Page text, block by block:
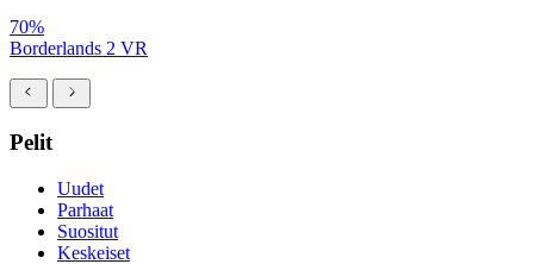
70%
Borderlands 2 VR
Pelit
Uudet
Parhaat
Suositut
Keskeiset